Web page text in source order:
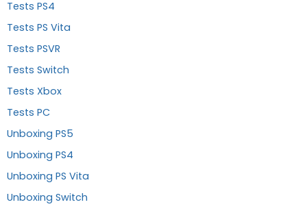
Tests PS4
Tests PS Vita
Tests PSVR
Tests Switch
Tests Xbox
Tests PC
Unboxing PS5
Unboxing PS4
Unboxing PS Vita
Unboxing Switch